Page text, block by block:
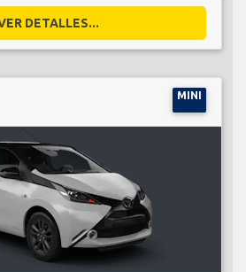
DETALLES...
MINI